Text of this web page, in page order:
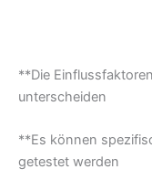
**Die
unterscheiden
**Es können
getestet werden